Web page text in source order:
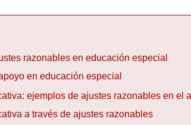
razonables en educación especial
en educación especial
ejemplos de ajustes razonables en el
a través de ajustes razonables